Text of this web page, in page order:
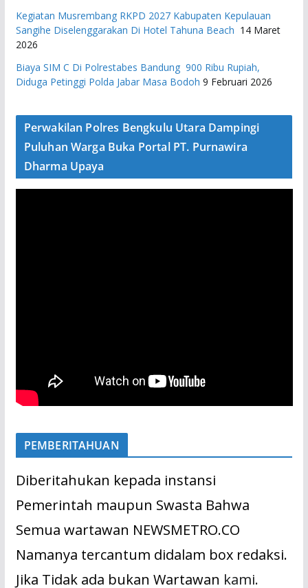
Kegiatan Musrembang RKPD 2027 ​Kabupaten Kepulauan
Sangihe Diselenggarakan Di Hotel Tahuna Beach 14 Maret
2026
Biaya SIM C Di Polrestabes Bandung 900 Ribu Rupiah,
Diduga Petinggi Polda Jabar Masa Bodoh 9 Februari 2026
Perwakilan Polres Bengkulu Utara Dampingi
Puluhan Warga Buka Portal PT. Purnawira
Dharma Upaya
PEMBERITAHUAN
Diberitahukan kepada instansi
Pemerintah maupun Swasta Bahwa
Semua wartawan NEWSMETRO.CO
Namanya tercantum didalam box redaksi.
Jika Tidak ada bukan Wartawan kami.